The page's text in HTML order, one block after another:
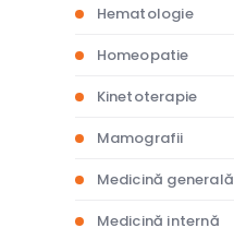
Hematologie
Homeopatie
Kinetoterapie
Mamografii
Medicină generală
Medicină internă